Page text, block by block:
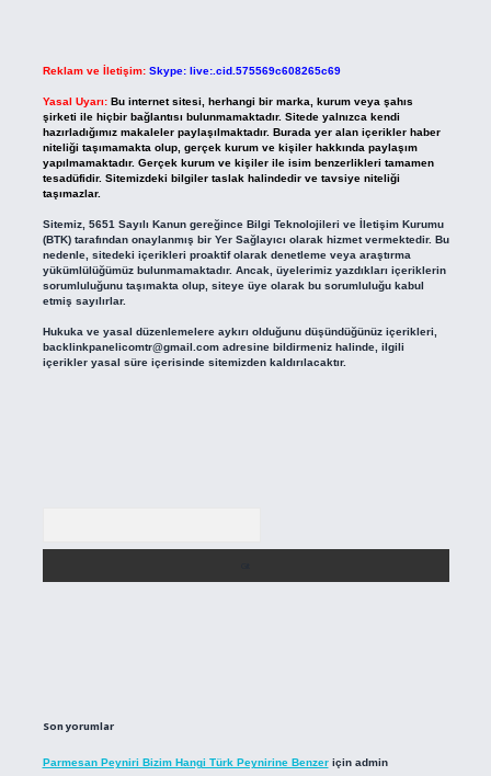
Reklam ve İletişim: Skype: live:.cid.575569c608265c69
Yasal Uyarı: Bu internet sitesi, herhangi bir marka, kurum veya şahıs
şirketi ile hiçbir bağlantısı bulunmamaktadır. Sitede yalnızca kendi
hazırladığımız makaleler paylaşılmaktadır. Burada yer alan içerikler haber
niteliği taşımamakta olup, gerçek kurum ve kişiler hakkında paylaşım
yapılmamaktadır. Gerçek kurum ve kişiler ile isim benzerlikleri tamamen
tesadüfidir. Sitemizdeki bilgiler taslak halindedir ve tavsiye niteliği
taşımazlar.
Sitemiz, 5651 Sayılı Kanun gereğince Bilgi Teknolojileri ve İletişim Kurumu
(BTK) tarafından onaylanmış bir Yer Sağlayıcı olarak hizmet vermektedir. Bu
nedenle, sitedeki içerikleri proaktif olarak denetleme veya araştırma
yükümlülüğümüz bulunmamaktadır. Ancak, üyelerimiz yazdıkları içeriklerin
sorumluluğunu taşımakta olup, siteye üye olarak bu sorumluluğu kabul
etmiş sayılırlar.
Hukuka ve yasal düzenlemelere aykırı olduğunu düşündüğünüz içerikleri,
backlinkpanelicomtr@gmail.comadresine bildirmeniz halinde, ilgili
içerikler yasal süre içerisinde sitemizden kaldırılacaktır.
Son yorumlar
Parmesan Peyniri Bizim Hangi Türk Peynirine Benzeriçin admin